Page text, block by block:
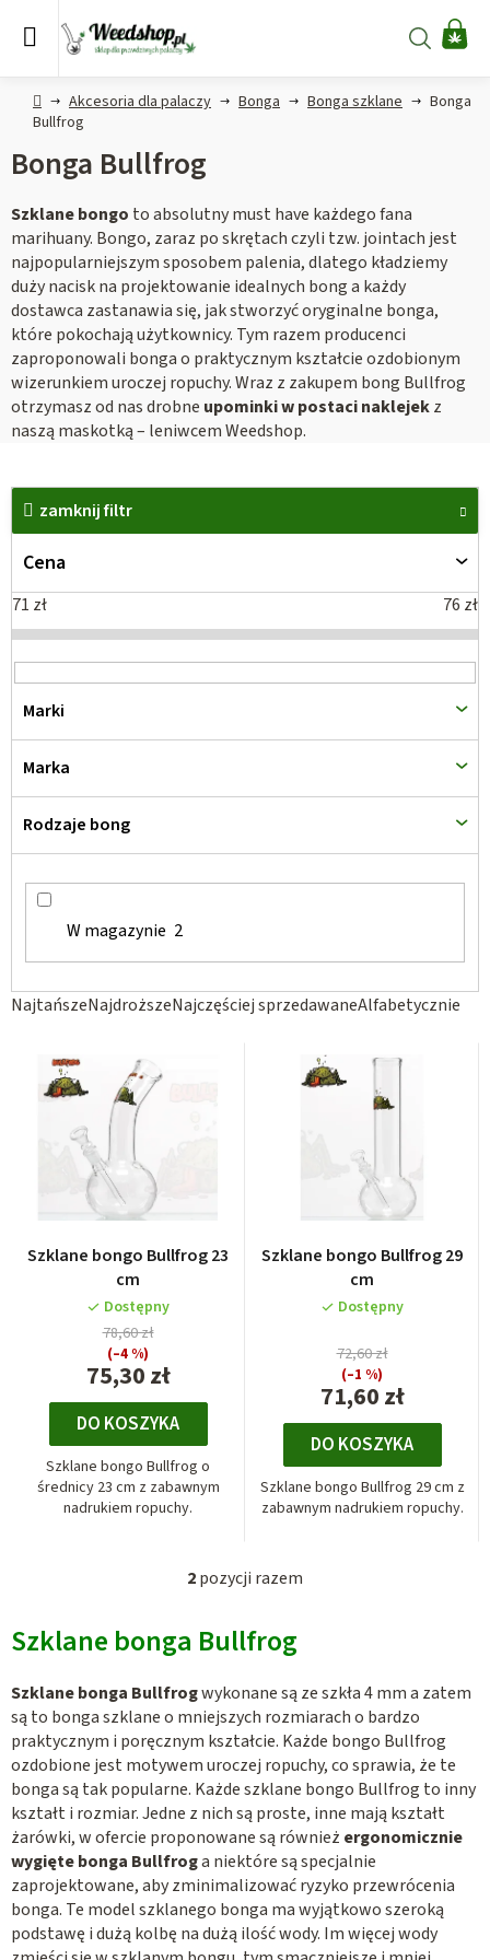
Szukaj
HomeAkcesoria dla palaczy Bonga Bonga szklane
Bonga
Bullfrog
Bonga Bullfrog
Szklane bongo to absolutny must have każdego fana
marihuany. Bongo, zaraz po skrętach czyli tzw. jointach jest
najpopularniejszym sposobem palenia, dlatego kładziemy
duży nacisk na projektowanie idealnych bong a każdy
dostawca zastanawia się, jak stworzyć oryginalne bonga,
które pokochają użytkownicy. Tym razem producenci
zaproponowali bonga o praktycznym kształcie ozdobionym
wizerunkiem uroczej ropuchy. Wraz z zakupem bong Bullfrog
otrzymasz od nas drobne upominki w postaci naklejekz
naszą maskotką – leniwcem Weedshop.
S
NajtańszeNajdroższeNajczęściej sprzedawaneAlfabetycznie
zamknij filtr
Cena
71 zł 76 zł
W magazynie 2
Marki
Marka
Rodzaje bong
L
s
a
p
r
o
d
u
k
ó
w
Szklane bongo Bullfrog 23
cm
Dostępny
75,30 zł
78,60 zł
(–4 %)
DO KOSZYKA
Szklane bongo Bullfrog o
średnicy 23 cm z zabawnym
nadrukiem ropuchy.
Szklane bongo Bullfrog 29
cm
Dostępny
71,60 zł
72,60 zł
(–1 %)
DO KOSZYKA
Szklane bongo Bullfrog 29 cm z
zabawnym nadrukiem ropuchy.
K
n
r
o
l
k
i
l
i
s
t
y
2pozycji razem
Szklane bonga Bullfrog
Szklane bonga Bullfrogwykonane są ze szkła 4 mm a zatem
są to bonga szklane o mniejszych rozmiarach o bardzo
praktycznym i poręcznym kształcie. Każde bongo Bullfrog
ozdobione jest motywem uroczej ropuchy, co sprawia, że te
bonga są tak popularne. Każde szklane bongo Bullfrog to inny
kształt i rozmiar. Jedne z nich są proste, inne mają kształt
żarówki, w ofercie proponowane są również ergonomicznie
wygięte bonga Bullfroga niektóre są specjalnie
zaprojektowane, aby zminimalizować ryzyko przewrócenia
bonga. Te model szklanego bonga ma wyjątkowo szeroką
podstawę i dużą kolbę na dużą ilość wody. Im więcej wody